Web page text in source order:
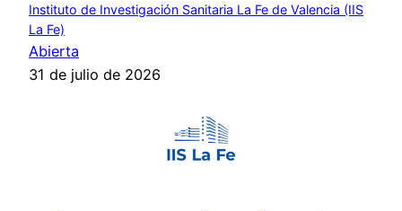
Instituto de Investigación Sanitaria La Fe de Valencia (IIS
La Fe)
Abierta
31 de julio de 2026